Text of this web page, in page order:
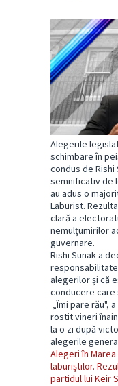
Alegerile
schimbare în
condus de Rishi
semnificativ de
au adus o
Laburist.
clară a
nemulțumirilor
guvernare.
Rishi Sunak a
alegerilor și că
conducere care
„Îmi pare rău",
rostit vineri
la o zi după
alegerile
Alegeri în
laburiștilor.
partidul lui Keir